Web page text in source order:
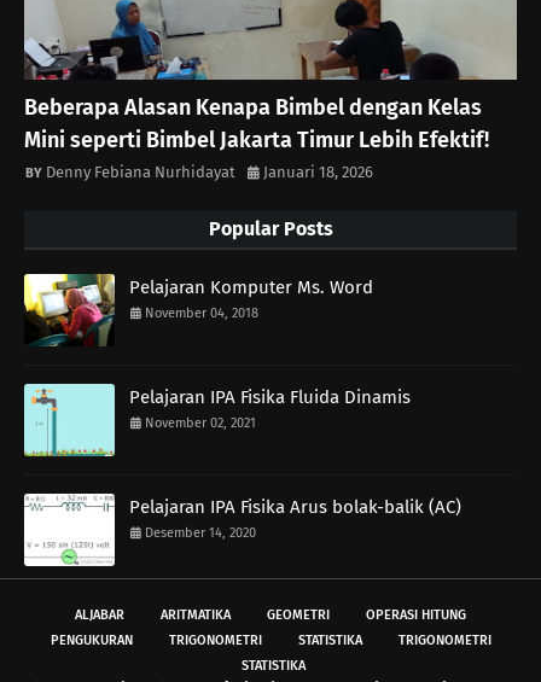
Beberapa Alasan Kenapa Bimbel dengan Kelas
Mini seperti Bimbel Jakarta Timur Lebih Efektif!
Denny Febiana Nurhidayat Januari 18, 2026
Popular Posts
Pelajaran Komputer Ms. Word
November 04, 2018
Pelajaran IPA Fisika Fluida Dinamis
November 02, 2021
Pelajaran IPA Fisika Arus bolak-balik (AC)
Desember 14, 2020
ALJABAR ARITMATIKA GEOMETRI
OPERASI HITUNG
PENGUKURAN
TRIGONOMETRI STATISTIKA
TRIGONOMETRI
STATISTIKA